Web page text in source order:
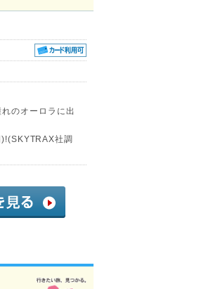
のオーロラに出
社調